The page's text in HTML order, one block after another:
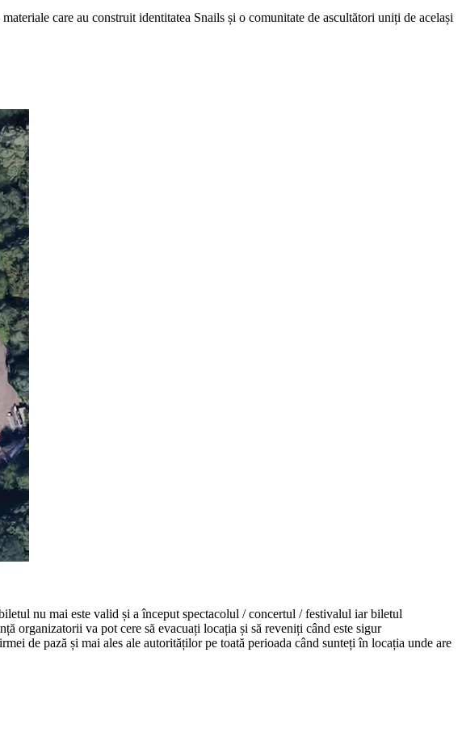
care au construit identitatea Snails și o comunitate de ascultători uniți de același
nu mai este valid și aînceput spectacolul / concertul / festivalul iar biletul
organizatorii va pot cere să evacuați locația și să reveniți când este sigur
de pază și mai ales ale autoritățilorpe toată perioada când sunteți în locația unde are